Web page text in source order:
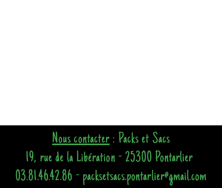
Nous contacter: Packs et Sacs
19, rue de la Libération - 25300 Pontarlier
03.81.46.42.86 - packsetsacs.pontarlier@gmail.com